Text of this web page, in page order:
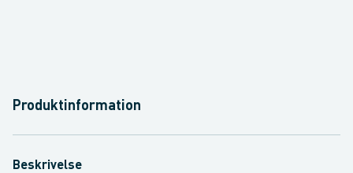
Produktinformation
Beskrivelse